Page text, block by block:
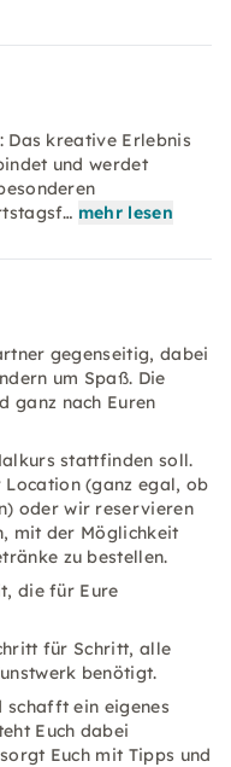
kreative Erlebnis
und werdet
mehr lesen
gegenseitig, dabei
um Spaß. Die
ganz nach Euren
stattfinden soll.
Location (ganz egal, ob
oder wir reservieren
mit der Möglichkeit
zu bestellen.
die für Eure
für Schritt, alle
benötigt.
schafft ein eigenes
Euch dabei
Euch mit Tipps und